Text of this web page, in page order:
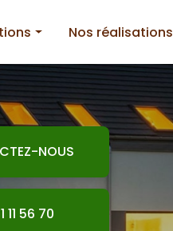
Nos réalisations
NOUS
11 56 70